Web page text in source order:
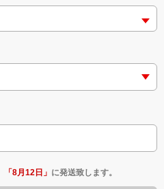
「8月12日 」 に発送致します。